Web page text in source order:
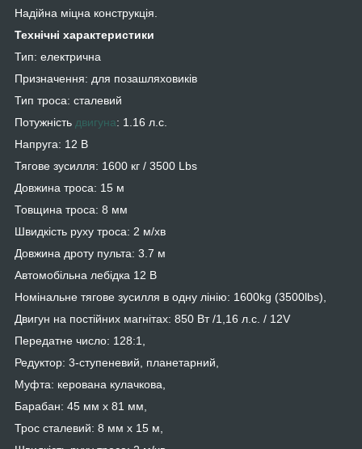
Надійна міцна конструкція.
Технічні характеристики
Тип: електрична
Призначення: для позашляховиків
Тип троса: сталевий
Потужність двигуна: 1.16 л.с.
Напруга: 12 В
Тягове зусилля: 1600 кг / 3500 Lbs
Довжина троса: 15 м
Товщина троса: 8 мм
Швидкість руху троса: 2 м/хв
Довжина дроту пульта: 3.7 м
Автомобільна лебідка 12 В
Номінальне тягове зусилля в одну лінію: 1600kg (3500lbs),
Двигун на постійних магнітах: 850 Вт /1,16 л.с. / 12V
Передатне число: 128:1,
Редуктор: 3-ступеневий, планетарний,
Муфта: керована кулачкова,
Барабан: 45 мм x 81 мм,
Трос сталевий: 8 мм x 15 м,